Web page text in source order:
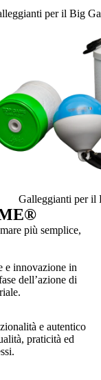
per il Big
Galleggianti per il
®
più semplice,
e innovazione in
dell’azione di
e autentico
praticità ed